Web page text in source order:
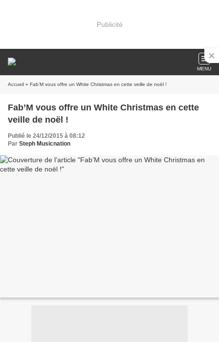
Publicité
MENU
Accueil » Fab’M vous offre un White Christmas en cette veille de noël !
Fab’M vous offre un White Christmas en cette
veille de noël !
Publié le 24/12/2015 à 08:12
Par Steph Musicnation